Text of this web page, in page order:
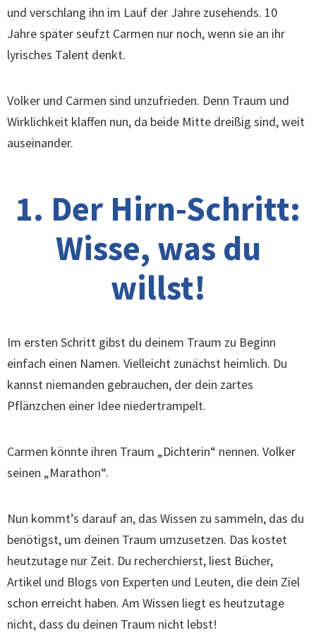
und verschlang ihn im Lauf der Jahre zusehends. 10
Jahre später seufzt Carmen nur noch, wenn sie an ihr
lyrisches Talent denkt.
Volker und Carmen sind unzufrieden. Denn Traum und
Wirklichkeit klaffen nun, da beide Mitte dreißig sind, weit
auseinander.
1. Der Hirn-Schritt:
Wisse, was du
willst!
Im ersten Schritt gibst du deinem Traum zu Beginn
einfach einen Namen. Vielleicht zunächst heimlich. Du
kannst niemanden gebrauchen, der dein zartes
Pflänzchen einer Idee niedertrampelt.
Carmen könnte ihren Traum „Dichterin“ nennen. Volker
seinen „Marathon“.
Nun kommt’s darauf an, das Wissen zu sammeln, das du
benötigst, um deinen Traum umzusetzen. Das kostet
heutzutage nur Zeit. Du recherchierst, liest Bücher,
Artikel und Blogs von Experten und Leuten, die dein Ziel
schon erreicht haben. Am Wissen liegt es heutzutage
nicht, dass du deinen Traum nicht lebst!